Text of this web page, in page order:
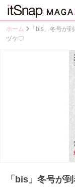
ホーム
「bis」冬号が
ヅケ♡
「bis」冬号が